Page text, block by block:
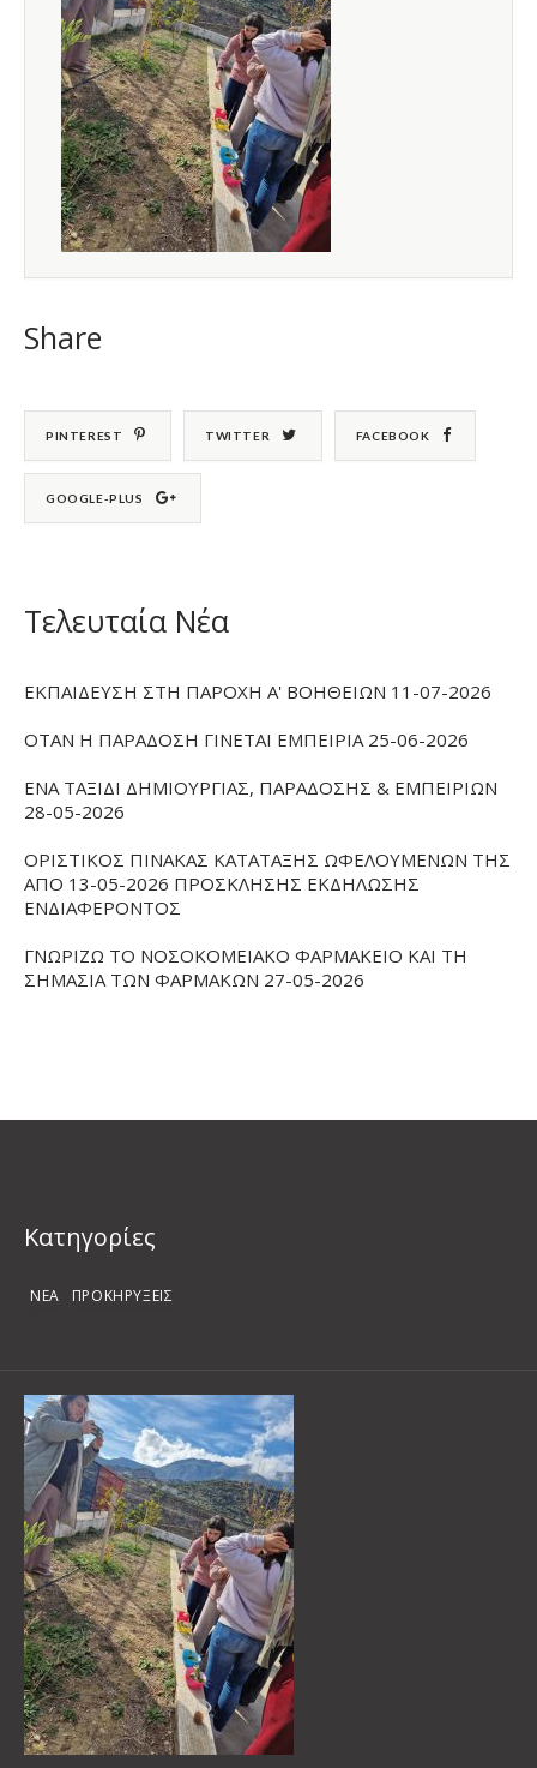
Share
PINTEREST TWITTER FACEBOOK
GOOGLE-PLUS
Τελευταία Νέα
ΕΚΠΑΙΔΕΥΣΗ ΣΤΗ ΠΑΡΟΧΗ Α' ΒΟΗΘΕΙΩΝ 11-07-2026
ΟΤΑΝ Η ΠΑΡΑΔΟΣΗ ΓΙΝΕΤΑΙ ΕΜΠΕΙΡΙΑ 25-06-2026
ΕΝΑ ΤΑΞΙΔΙ ΔΗΜΙΟΥΡΓΙΑΣ, ΠΑΡΑΔΟΣΗΣ & ΕΜΠΕΙΡΙΩΝ
28-05-2026
ΟΡΙΣΤΙΚΟΣ ΠΙΝΑΚΑΣ ΚΑΤΑΤΑΞΗΣ ΩΦΕΛΟΥΜΕΝΩΝ ΤΗΣ
ΑΠΟ 13-05-2026 ΠΡΟΣΚΛΗΣΗΣ ΕΚΔΗΛΩΣΗΣ
ΕΝΔΙΑΦΕΡΟΝΤΟΣ
ΓΝΩΡΙΖΩ ΤΟ ΝΟΣΟΚΟΜΕΙΑΚΟ ΦΑΡΜΑΚΕΙΟ ΚΑΙ ΤΗ
ΣΗΜΑΣΙΑ ΤΩΝ ΦΑΡΜΑΚΩΝ 27-05-2026
Kατηγορίες
ΝΕΑ ΠΡΟΚΗΡΥΞΕΙΣ